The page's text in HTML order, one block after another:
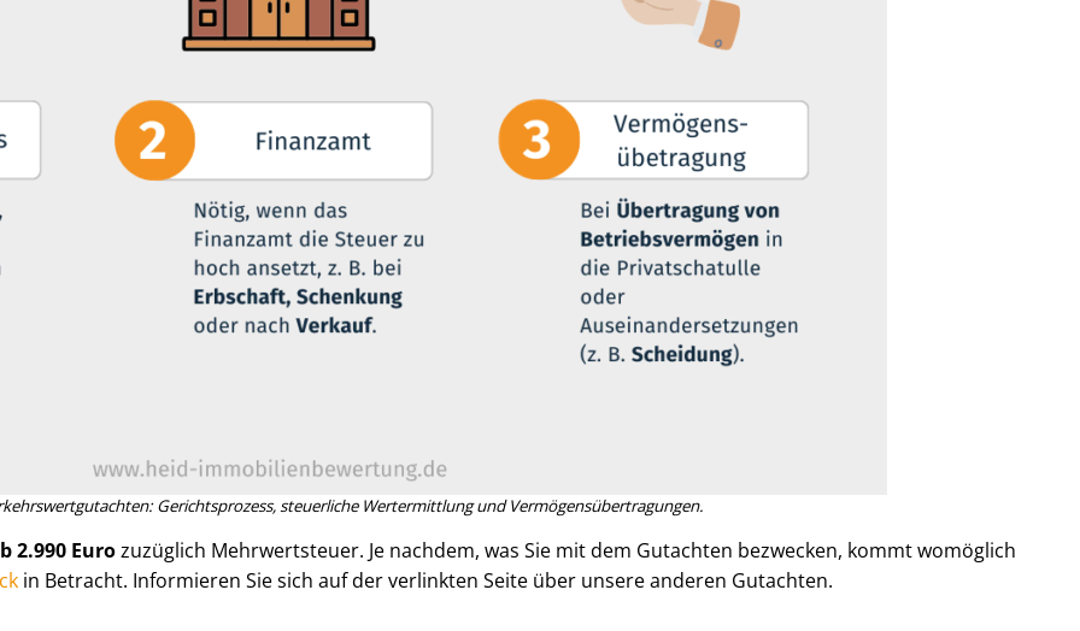
Gerichtsprozess, steuerliche Wertermittlung und Ver­mö­gens­über­tra­gun­gen.
2.990 Eurozuzüglich Mehrwertsteuer. Je nachdem, was Sie mit dem Gutachten bezwecken, kommt womöglich
in Betracht. Informieren Sie sich auf der verlinkten Seite über unsere anderen Gutachten.